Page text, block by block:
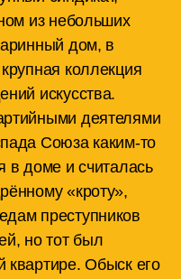
из небольших
дом, в
коллекция
искусства.
деятелями
Союза каким-то
в доме и считалась
«кроту»,
преступников
но тот был
Обыск его